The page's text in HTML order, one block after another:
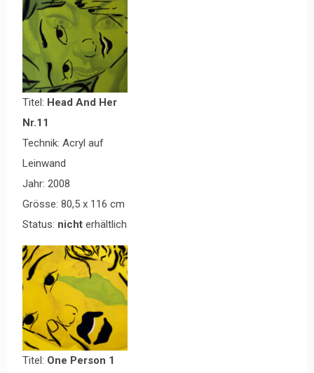
Titel: Head And Her
Nr.11
Technik: Acryl auf
Leinwand
Jahr: 2008
Grösse: 80,5 x 116 cm
Status: nicht erhältlich
Titel: One Person 1